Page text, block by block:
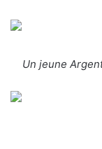
Un jeune